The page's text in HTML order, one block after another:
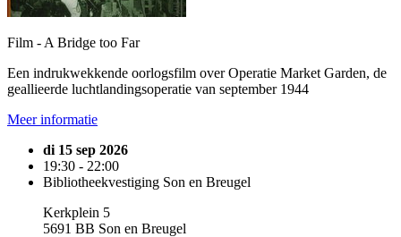
Film - A Bridge too Far
Een indrukwekkende oorlogsfilm over Operatie Market Garden, de
geallieerde luchtlandingsoperatie van september 1944
Meer informatie
di 15 sep 2026
19:30 - 22:00
Bibliotheekvestiging Son en Breugel
Kerkplein 5
5691 BB Son en Breugel